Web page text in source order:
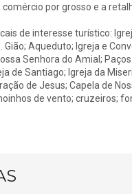
por grosso e a
de interesse turístico:
Gião; Aqueduto; Igreja e
Senhora do Amial;
de Santiago; Igreja da
de Jesus; Capela de
de vento; cruzeiros;